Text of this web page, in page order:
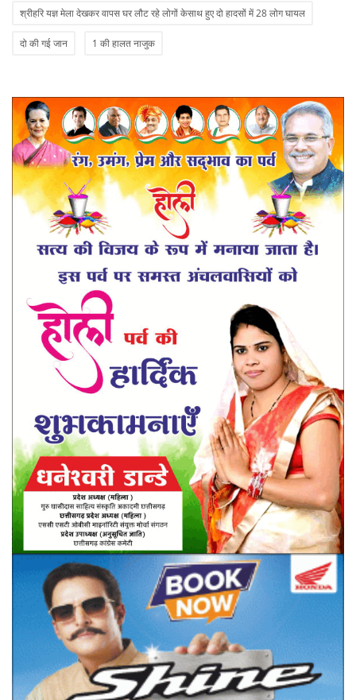
श्रीहरि यज्ञ मेला देखकर वापस घर लौट रहे लोगों केसाथ हुए दो हादसों में 28 लोग घायल
दो की गई जान 1 की हालत नाजुक